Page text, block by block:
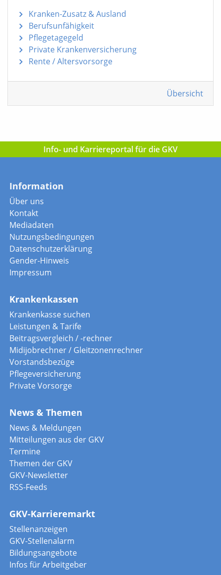
Kranken-Zusatz & Ausland
Berufsunfähigkeit
Pflegetagegeld
Private Krankenversicherung
Rente / Altersvorsorge
Übersicht
Info- und Karriereportal für die GKV
Information
Über uns
Kontakt
Mediadaten
Nutzungsbedingungen
Datenschutzerklärung
Gender-Hinweis
Impressum
Krankenkassen
Krankenkasse suchen
Leistungen & Tarife
Beitragsvergleich / -rechner
Midijobrechner / Gleitzonenrechner
Vorstandsbezüge
Pflegeversicherung
Private Vorsorge
News & Themen
News & Meldungen
Mitteilungen aus der GKV
Termine
Themen der GKV
GKV-Newsletter
RSS-Feeds
GKV-Karrieremarkt
Stellenanzeigen
GKV-Stellenalarm
Bildungsangebote
Infos für Arbeitgeber